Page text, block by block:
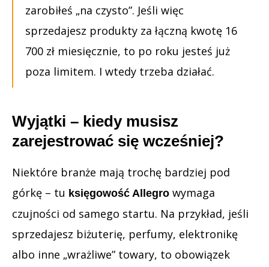
zarobiłeś „na czysto”. Jeśli więc
sprzedajesz produkty za łączną kwotę 16
700 zł miesięcznie, to po roku jesteś już
poza limitem. I wtedy trzeba działać.
Wyjątki – kiedy musisz
zarejestrować się wcześniej?
Niektóre branże mają trochę bardziej pod
górkę – tu księgowość Allegro wymaga
czujności od samego startu. Na przykład, jeśli
sprzedajesz biżuterię, perfumy, elektronikę
albo inne „wrażliwe” towary, to obowiązek